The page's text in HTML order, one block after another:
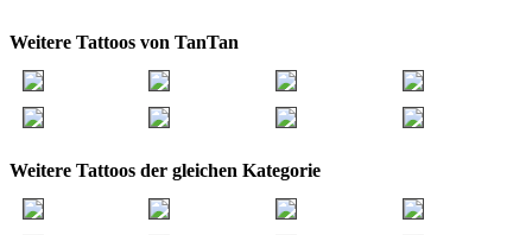
Weitere Tattoos von TanTan
Weitere Tattoos der gleichen Kategorie